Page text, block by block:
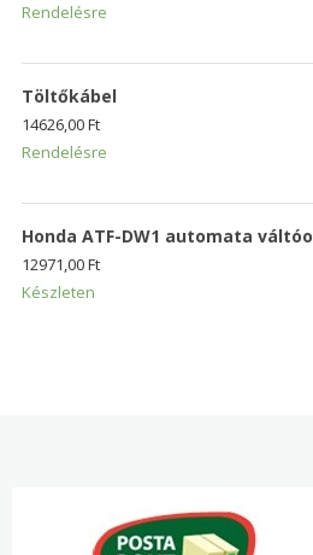
Rendelésre
Töltőkábel
14626,00Ft
Rendelésre
Honda ATF-DW1 automata
12971,00Ft
Készleten